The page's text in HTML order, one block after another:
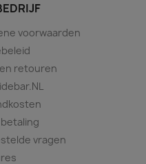
voorwaarden
retouren
vragen